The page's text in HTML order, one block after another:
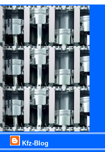
Kfz-Blog